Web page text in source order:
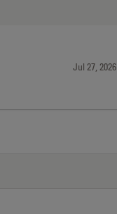
Jul 27, 2026